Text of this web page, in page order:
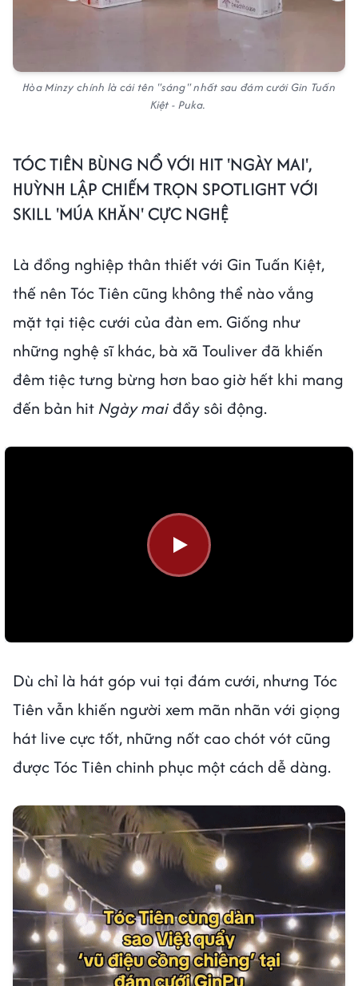
Hòa Minzy chính là cái tên "sáng" nhất sau đám cưới Gin Tuấn
Kiệt - Puka.
TÓC TIÊN BÙNG NỔ VỚI HIT 'NGÀY MAI',
HUỲNH LẬP CHIẾM TRỌN SPOTLIGHT VỚI
SKILL 'MÚA KHĂN' CỰC NGHỆ
Là đồng nghiệp thân thiết với Gin Tuấn Kiệt,
thế nên Tóc Tiên cũng không thể nào vắng
mặt tại tiệc cưới của đàn em. Giống như
những nghệ sĩ khác, bà xã Touliver đã khiến
đêm tiệc tưng bừng hơn bao giờ hết khi mang
đến bản hit Ngày maiđầy sôi động.
Dù chỉ là hát góp vui tại đám cưới, nhưng Tóc
Tiên vẫn khiến người xem mãn nhãn với giọng
hát live cực tốt, những nốt cao chót vót cũng
được Tóc Tiên chinh phục một cách dễ dàng.